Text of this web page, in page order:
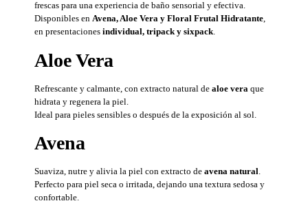
frescas para una experiencia de baño sensorial y efectiva.
Disponibles en Avena, Aloe Vera y Floral Frutal Hidratante,
en presentaciones individual, tripack y sixpack.
Aloe Vera
Refrescante y calmante, con extracto natural de aloe vera que
hidrata y regenera la piel.
Ideal para pieles sensibles o después de la exposición al sol.
Avena
Suaviza, nutre y alivia la piel con extracto de avena natural.
Perfecto para piel seca o irritada, dejando una textura sedosa y
confortable.